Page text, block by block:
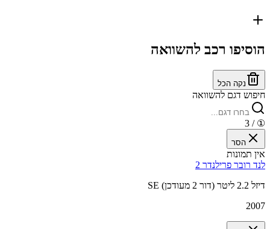
הוסיפו רכב להשוואה
נקה הכל
חיפוש דגם להשוואה
①
/ 3
הסר
אין תמונות
לנד רובר פרילנדר 2
SE דיזל 2.2 ליטר (דור 2 מעודכן)
2007